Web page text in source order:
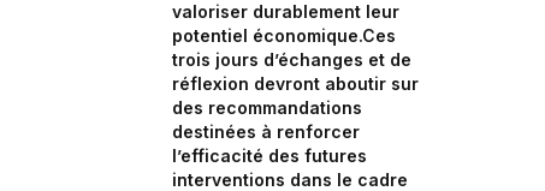
valoriser durablement leur
potentiel économique.Ces
trois jours d’échanges et de
réflexion devront aboutir sur
des recommandations
destinées à renforcer
l’efficacité des futures
interventions dans le cadre